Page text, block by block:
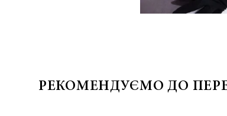
РЕКОМЕНДУЄМО ДО